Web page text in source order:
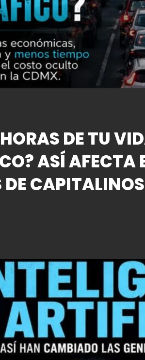
DE TU
ASÍ AFECTA
DE CAPITALINOS